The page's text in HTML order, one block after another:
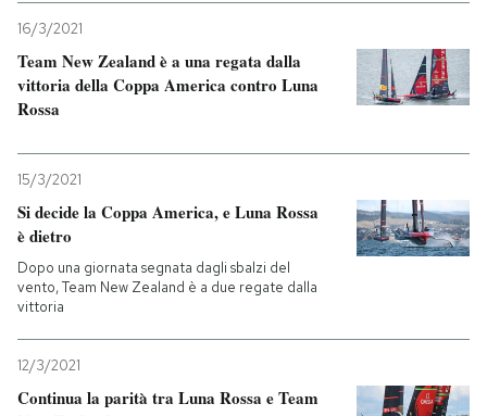
16/3/2021
Team New Zealand è a una regata dalla
vittoria della Coppa America contro Luna
Rossa
15/3/2021
Si decide la Coppa America, e Luna Rossa
è dietro
Dopo una giornata segnata dagli sbalzi del
vento, Team New Zealand è a due regate dalla
vittoria
12/3/2021
Continua la parità tra Luna Rossa e Team